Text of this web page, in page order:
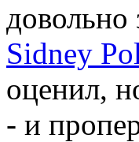
Sidney
оценил,
- и